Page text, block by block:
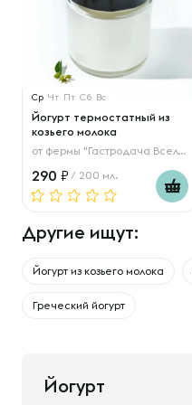
Ср Чт Пт Сб Вс
Йогурт термостатный из
козьего молока
от фермы "Гастродача Вселуг"
290 / 200 мл.
Другие ищут:
Йогурт из козьего молока
Греческий йогурт
Йогурт